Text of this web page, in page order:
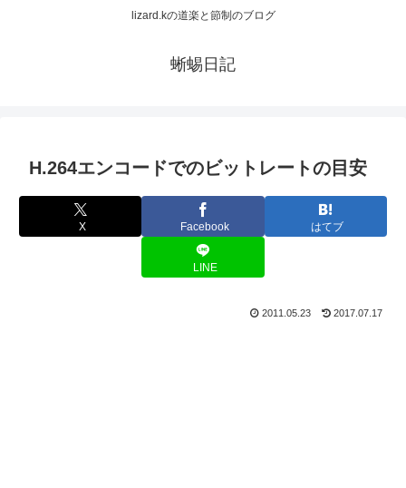
lizard.kの道楽と節制のブログ
蜥蜴日記
H.264エンコードでのビットレートの目安
X Facebook はてブ
LINE
2011.05.23 2017.07.17